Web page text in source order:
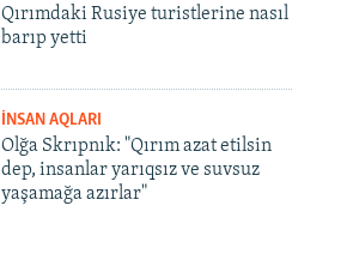
Qırımdaki Rusiye turistlerine nasıl
barıp yetti
İNSAN AQLARI
Olğa Skrıpnık: "Qırım azat etilsin
dep, insanlar yarıqsız ve suvsuz
yaşamağa azırlar"